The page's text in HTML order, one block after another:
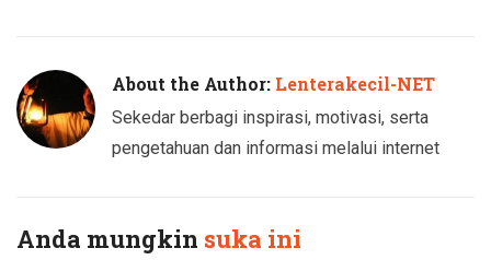
About the Author: Lenterakecil-NET
Sekedar berbagi inspirasi, motivasi, serta
pengetahuan dan informasi melalui internet
Anda mungkin suka ini